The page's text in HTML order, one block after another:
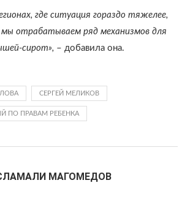
где ситуация гораздо тяжелее,
мы отрабатываем ряд механизмов для
сирот», – добавила она.
СЕРГЕЙ МЕЛИКОВ
ПО ПРАВАМ РЕБЕНКА
МАГОМЕДОВ